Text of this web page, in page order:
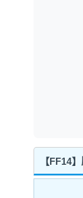
【FF14